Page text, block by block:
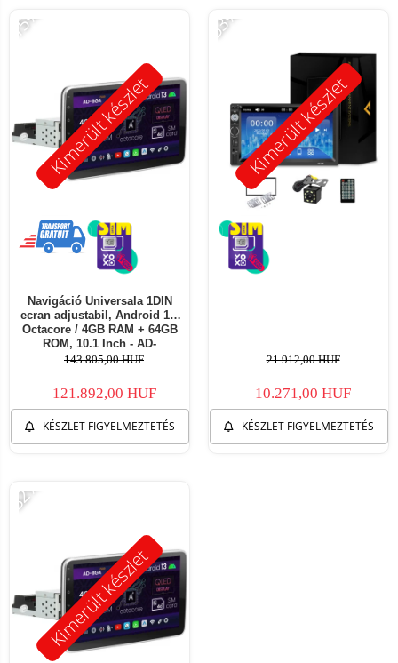
Kimerült készlet
-15%
Navigáció Universala 1DIN
ecran adjustabil, Android 13,
Octacore / 4GB RAM + 64GB
ROM, 10.1 Inch - AD-
BGA1001DIN
143.805,00 HUF
121.892,00 HUF
KÉSZLET FIGYELMEZTETÉS
Kimerült készlet
-53%
21.912,00 HUF
10.271,00 HUF
KÉSZLET FIGYELMEZTETÉS
Kimerült készlet
-32%